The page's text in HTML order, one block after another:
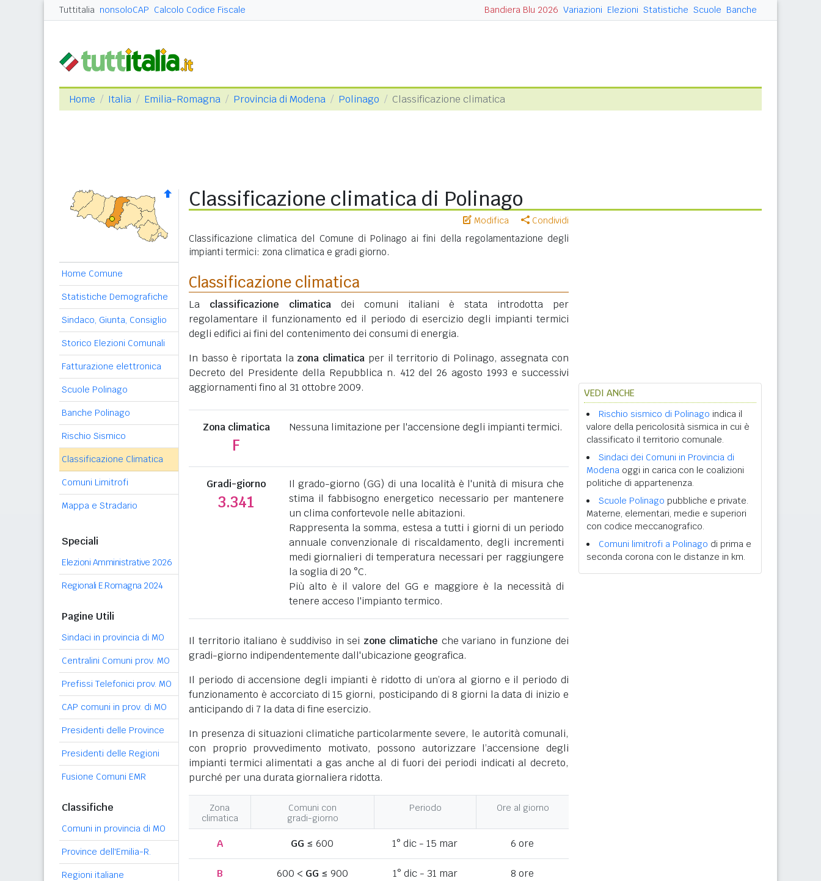
Tuttitalia nonsoloCAP Calcolo Codice Fiscale Bandiera Blu 2026 Variazioni Elezioni Statistiche Scuole Banche
Home Italia Emilia-Romagna Provincia di Modena Polinago Classificazione climatica
Home Comune
Statistiche Demografiche
Sindaco, Giunta, Consiglio
Storico Elezioni Comunali
Fatturazione elettronica
Scuole Polinago
Banche Polinago
Rischio Sismico
Classificazione Climatica
Comuni Limitrofi
Mappa e Stradario
Speciali
Elezioni Amministrative 2026
Regionali E.Romagna 2024
Pagine Utili
Sindaci in provincia di MO
Centralini Comuni prov. MO
Prefissi Telefonici prov. MO
CAP comuni in prov. di MO
Presidenti delle Province
Presidenti delle Regioni
Fusione Comuni EMR
Classifiche
Comuni in provincia di MO
Province dell'Emilia-R.
Regioni italiane
Classificazione climatica di Polinago
Modifica Condividi
Classificazione climatica del Comune di Polinago ai fini della regolamentazione degli
impianti termici: zona climatica e gradi giorno.
Classificazione climatica
La classificazione climatica dei comuni italiani è stata introdotta per
regolamentare il funzionamento ed il periodo di esercizio degli impianti termici
degli edifici ai fini del contenimento dei consumi di energia.
In basso è riportata la zona climatica per il territorio di Polinago, assegnata con
Decreto del Presidente della Repubblica n. 412 del 26 agosto 1993 e successivi
aggiornamenti fino al 31 ottobre 2009.
Zona climatica
F
Nessuna limitazione per l'accensione degli impianti termici.
Gradi-giorno
3.341
Il grado-giorno (GG) di una località è l'unità di misura che
stima il fabbisogno energetico necessario per mantenere
un clima confortevole nelle abitazioni.
Rappresenta la somma, estesa a tutti i giorni di un periodo
annuale convenzionale di riscaldamento, degli incrementi
medi giornalieri di temperatura necessari per raggiungere
la soglia di 20 °C.
Più alto è il valore del GG e maggiore è la necessità di
tenere acceso l'impianto termico.
Il territorio italiano è suddiviso in sei zone climatiche che variano in funzione dei
gradi-giorno indipendentemente dall'ubicazione geografica.
Il periodo di accensione degli impianti è ridotto di un’ora al giorno e il periodo di
funzionamento è accorciato di 15 giorni, posticipando di 8 giorni la data di inizio e
anticipando di 7 la data di fine esercizio.
In presenza di situazioni climatiche particolarmente severe, le autorità comunali,
con proprio provvedimento motivato, possono autorizzare l’accensione degli
impianti termici alimentati a gas anche al di fuori dei periodi indicati al decreto,
purché per una durata giornaliera ridotta.
Zona
climatica
Comuni con
gradi-giorno
Periodo Ore al giorno
A GG ≤ 600 1° dic - 15 mar 6 ore
B 600 < GG ≤ 900 1° dic - 31 mar 8 ore
VEDI ANCHE
Rischio sismico di Polinago indica il
valore della pericolosità sismica in cui è
classificato il territorio comunale.
Sindaci dei Comuni in Provincia di
Modena oggi in carica con le coalizioni
politiche di appartenenza.
Scuole Polinago pubbliche e private.
Materne, elementari, medie e superiori
con codice meccanografico.
Comuni limitrofi a Polinago di prima e
seconda corona con le distanze in km.